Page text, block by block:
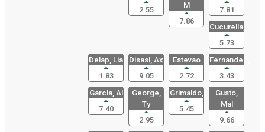
2.55
M
7.86
7.81
Cucurella,
5.73
Delap, Lia
1.83
Disasi, Ax
9.05
Estevao
2.72
Fernandez,
3.43
Garcia, Al
7.40
George,
Ty
2.95
Grimaldo,
5.45
Gusto,
Mal
9.66